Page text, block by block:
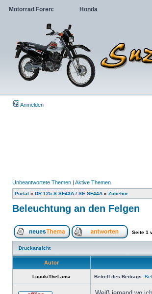
Motorrad Foren: Honda
Anmelden
Unbeantwortete Themen | Aktive Themen
Portal » DR 125 S SF43A / SE SF44A » Zubehör
Beleuchtung an den Felgen
Seite 1
Druckansicht
Autor
LuuukiTheLama Betreff des Beitrags: